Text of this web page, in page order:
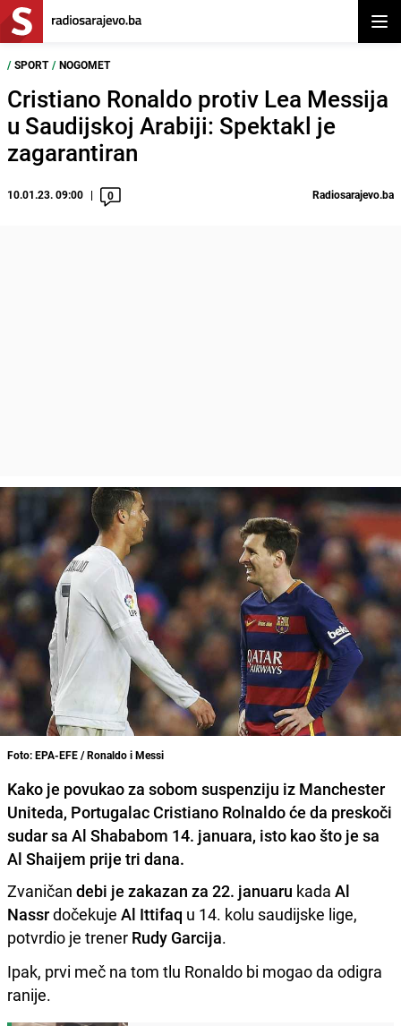
/ SPORT / NOGOMET
Cristiano Ronaldo protiv Lea Messija
u Saudijskoj Arabiji: Spektakl je
zagarantiran
10.01.23. 09:00 0 Radiosarajevo.ba
Foto: EPA-EFE / Ronaldo i Messi
Kako je povukao za sobom suspenziju iz Manchester
Uniteda, Portugalac Cristiano Rolnaldo će da preskoči
sudar sa Al Shababom 14. januara, isto kao što je sa
Al Shaijem prije tri dana.
Zvaničan debi je zakazan za 22. januaru kada Al
Nassrdočekuje Al Ittifaq u 14. kolu saudijske lige,
potvrdio je trener Rudy Garcija.
Ipak, prvi meč na tom tlu Ronaldo bi mogao da odigra
ranije.